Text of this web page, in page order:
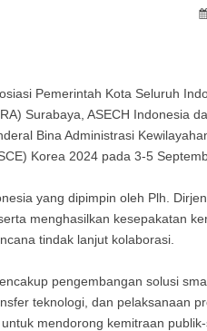
Pemerintah Kota Seluruh
Surabaya, ASECH Indonesia
Bina Administrasi
Korea 2024 pada 3-5
yang dipimpin oleh Plh.
menghasilkan kesepakatan
tindak lanjut kolaborasi.
pengembangan solusi
teknologi, dan pelaksanaan
mendorong kemitraan